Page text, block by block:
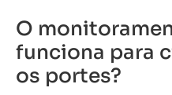
O
funciona para
os portes?